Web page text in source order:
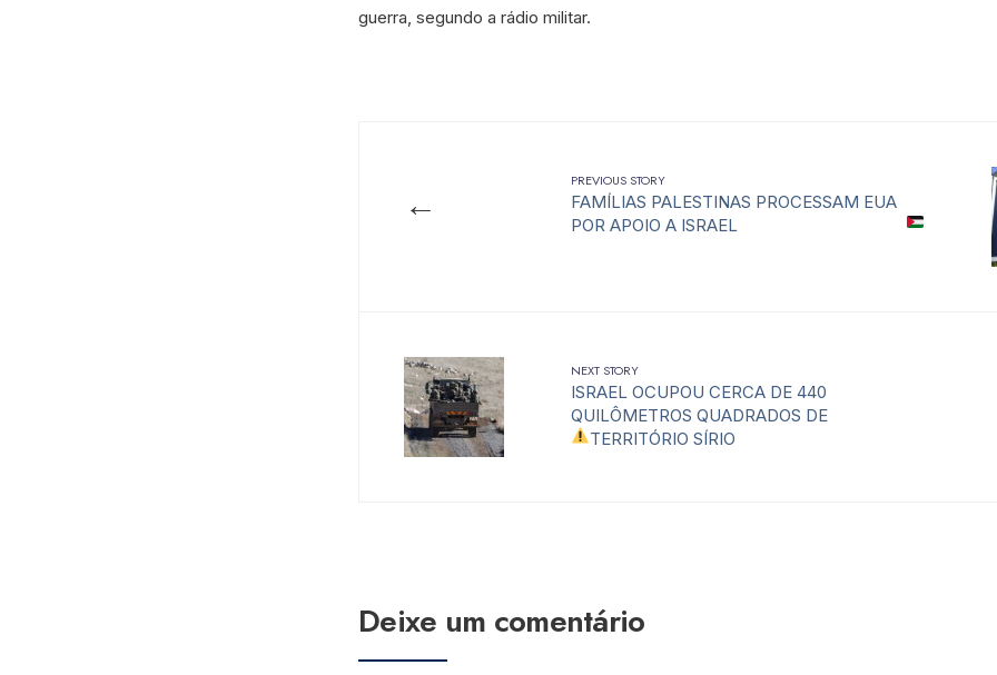
guerra, segundo a rádio militar.
←
PREVIOUS STORY
FAMÍLIAS PALESTINAS PROCESSAM EUA
POR APOIO A ISRAEL
NEXT STORY
ISRAEL OCUPOU CERCA DE 440
QUILÔMETROS QUADRADOS DE
TERRITÓRIO SÍRIO
Deixe um comentário